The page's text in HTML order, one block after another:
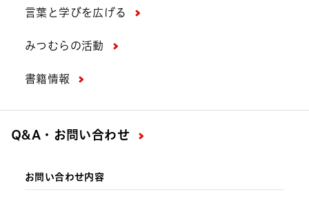
言葉と学びを広げる
みつむらの活動
書籍情報
Q&A・お問い合わせ
お問い合わせ内容